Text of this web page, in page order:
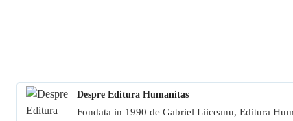
Despre Editura Humanitas
Fondata in 1990 de Gabriel Liiceanu, Editura